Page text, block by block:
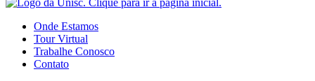
Onde Estamos
Tour Virtual
Trabalhe Conosco
Contato